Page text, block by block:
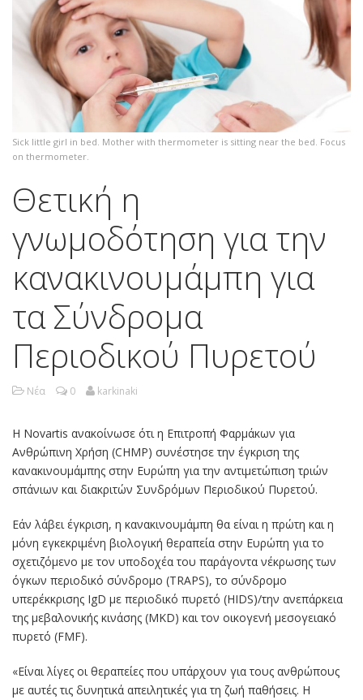
Sick little girl in bed. Mother with thermometer is sitting near the bed. Focus
on thermometer.
Θετική η
γνωμοδότηση για την
κανακινουμάμπη για
τα Σύνδρομα
Περιοδικού Πυρετού
Νέα 0 karkinaki
Η Νovartis ανακοίνωσε ότι η Επιτροπή Φαρμάκων για
Ανθρώπινη Χρήση (CHMP) συνέστησε την έγκριση της
κανακινουμάμπης στην Ευρώπη για την αντιμετώπιση τριών
σπάνιων και διακριτών Συνδρόμων Περιοδικού Πυρετού.
Εάν λάβει έγκριση, η κανακινουμάμπη θα είναι η πρώτη και η
μόνη εγκεκριμένη βιολογική θεραπεία στην Ευρώπη για το
σχετιζόμενο με τον υποδοχέα του παράγοντα νέκρωσης των
όγκων περιοδικό σύνδρομο (TRAPS), το σύνδρομο
υπερέκκρισης IgD με περιοδικό πυρετό (HIDS)/την ανεπάρκεια
της μεβαλονικής κινάσης (MKD) και τον οικογενή μεσογειακό
πυρετό (FMF).
«Είναι λίγες οι θεραπείες που υπάρχουν για τους ανθρώπους
με αυτές τις δυνητικά απειλητικές για τη ζωή παθήσεις. Η